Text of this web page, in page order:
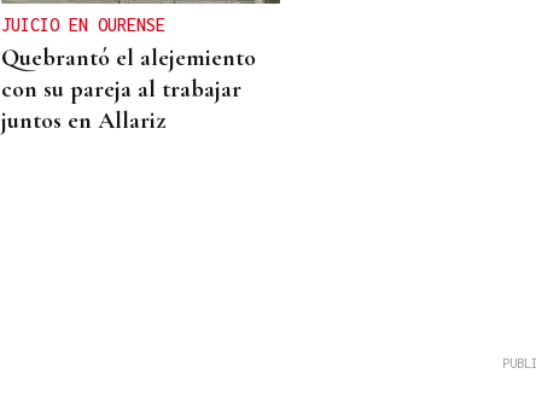
JUICIO EN OURENSE
Quebrantó el alejemiento
con su pareja al trabajar
juntos en Allariz